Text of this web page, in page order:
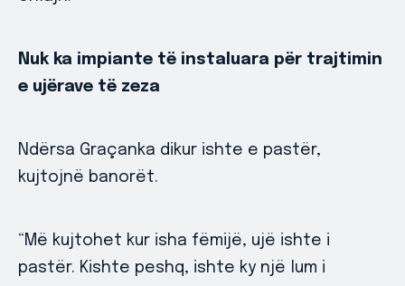
Nuk ka impiante të instaluara për trajtimin
e ujërave të zeza
Ndërsa Graçanka dikur ishte e pastër,
kujtojnë banorët.
“Më kujtohet kur isha fëmijë, ujë ishte i
pastër. Kishte peshq, ishte ky një lum i